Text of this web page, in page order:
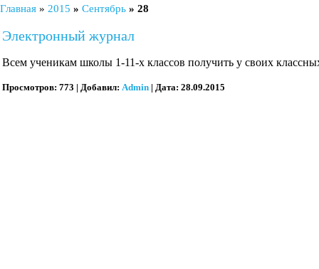
Главная » 2015 » Сентябрь » 28
Электронный журнал
Всем ученикам школы 1-11-х классов получить у своих
Просмотров: 773 | Добавил: Admin | Дата: 28.09.2015